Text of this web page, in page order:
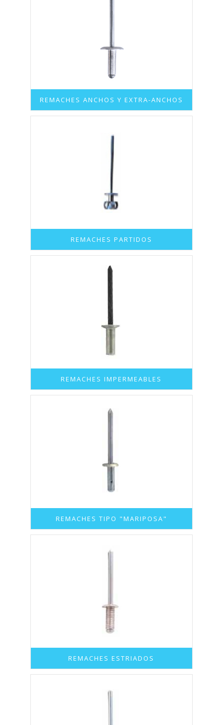
REMACHES ANCHOS Y EXTRA-ANCHOS
REMACHES PARTIDOS
REMACHES IMPERMEABLES
REMACHES TIPO "MARIPOSA"
REMACHES ESTRIADOS